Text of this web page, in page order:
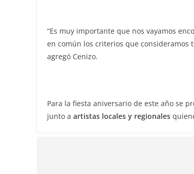
“Es muy importante que nos vayamos
en común los criterios que consideramos
agregó Cenizo.
Para la fiesta aniversario de este año se
junto a artistas locales y regionales